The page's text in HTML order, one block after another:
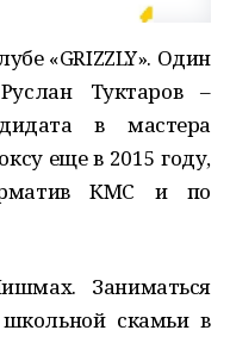
«GRIZZLY». Один
Туктаров –
в мастера
еще в 2015 году,
КМС и по
Заниматься
скамьи в